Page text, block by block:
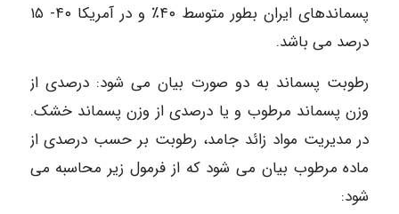
پسماندهای ایران بطور متوسط ۴۰٪ و در آمریکا ۴۰- ۱۵
درصد می باشد.
رطوبت پسماند به دو صورت بیان می شود: درصدی از
وزن پسماند مرطوب و یا درصدی از وزن پسماند خشک.
در مدیریت مواد زائد جامد، رطوبت بر حسب درصدی از
ماده مرطوب بیان می شود که از فرمول زیر محاسبه می
شود: